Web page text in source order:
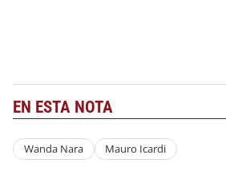
EN ESTA NOTA
Wanda Nara Mauro Icardi